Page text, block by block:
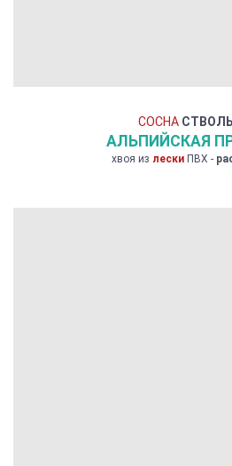
СОСНА
АЛЬПИЙСКАЯ
хвоя из лескиПВХ -